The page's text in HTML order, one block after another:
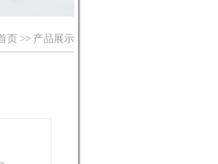
页 >> 产品展示